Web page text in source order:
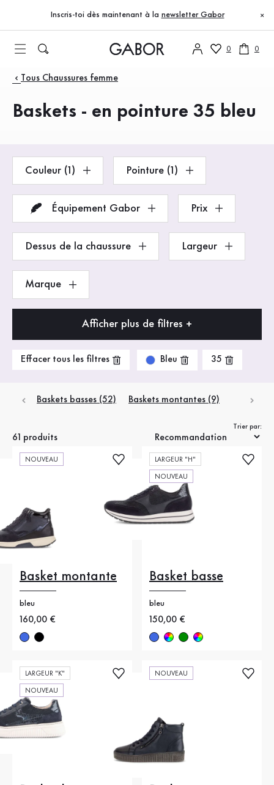
Accéder au contenu principal
Accéder à la table des matières
Accéder à la navigation principale
Inscris-toi dès maintenant à la newsletter Gabor ×
0 0
Produits
Tous Chaussures femme
Baskets - en pointure 35 bleu
Couleur (1) Pointure (1)
Équipement Gabor Prix
Dessus de la chaussure Largeur
Marque
Afficher plus de filtres +
Effacer tous les filtres Bleu 35
Baskets basses (52) Baskets montantes (9)
61 produits
Trier par:
NOUVEAU
Basket montante
bleu
Nouveau prix
160,00 €
LARGEUR "H"
NOUVEAU
Basket basse
bleu
Nouveau prix
150,00 €
LARGEUR "K"
NOUVEAU
NOUVEAU